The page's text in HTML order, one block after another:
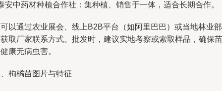
安中药材种植合作社：集种植、销售于一体，适合长期合作。
以通过农业展会、线上B2B平台（如阿里巴巴）或当地林业部
取厂家联系方式。批发时，建议实地考察或索取样品，确保苗
康无病虫害。
枸橘苗图片与特征